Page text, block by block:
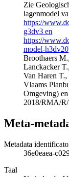
Zie
lagenmodel
https://
g3dv3 en
https://
model-h3dv20
Broothaers
Lanckacker
Van Haren
Vlaams
Omgeving)
2018/RMA/
Meta-
Metadata
36e0eaea-
Taal